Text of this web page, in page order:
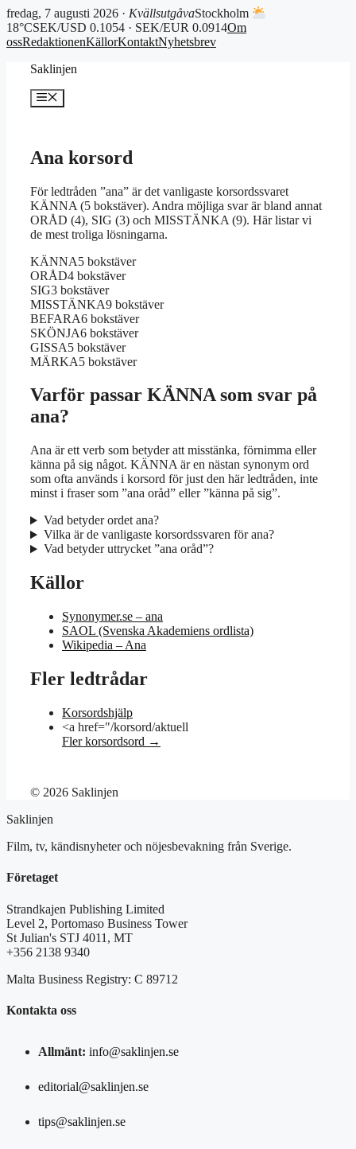
fredag, 7 augusti 2026 · KvällsutgåvaStockholm
18°CSEK/USD 0.1054 · SEK/EUR 0.0914Om
ossRedaktionenKällorKontaktNyhetsbrev
Saklinjen
Meny
Ana korsord
För ledtråden ”ana” är det vanligaste korsordssvaret
KÄNNA (5 bokstäver). Andra möjliga svar är bland annat
ORÅD (4), SIG (3) och MISSTÄNKA (9). Här listar vi
de mest troliga lösningarna.
KÄNNA5 bokstäver
ORÅD4 bokstäver
SIG3 bokstäver
MISSTÄNKA9 bokstäver
BEFARA6 bokstäver
SKÖNJA6 bokstäver
GISSA5 bokstäver
MÄRKA5 bokstäver
Varför passar KÄNNA som svar på
ana?
Ana är ett verb som betyder att misstänka, förnimma eller
känna på sig något. KÄNNA är en nästan synonym ord
som ofta används i korsord för just den här ledtråden, inte
minst i fraser som ”ana oråd” eller ”känna på sig”.
Vad betyder ordet ana?
Vilka är de vanligaste korsordssvaren för ana?
Vad betyder uttrycket ”ana oråd”?
Källor
Synonymer.se – ana
SAOL (Svenska Akademiens ordlista)
Wikipedia – Ana
Fler ledtrådar
Korsordshjälp
<a href="/korsord/aktuell
Fler korsordsord →
© 2026 Saklinjen
Saklinjen
Film, tv, kändisnyheter och nöjesbevakning från Sverige.
Företaget
Strandkajen Publishing Limited
Level 2, Portomaso Business Tower
St Julian's STJ 4011, MT
+356 2138 9340
Malta Business Registry: C 89712
Kontakta oss
Allmänt: info@saklinjen.se
editorial@saklinjen.se
tips@saklinjen.se